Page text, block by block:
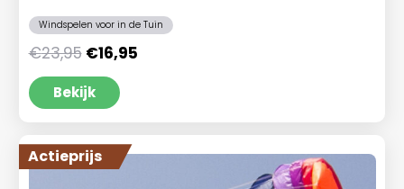
Windspelen voor in de Tuin
€23,95 Oorspronkelijke
prijs
was:
€23,95.
€16,95Huidige
Bekijk
Actieprijs